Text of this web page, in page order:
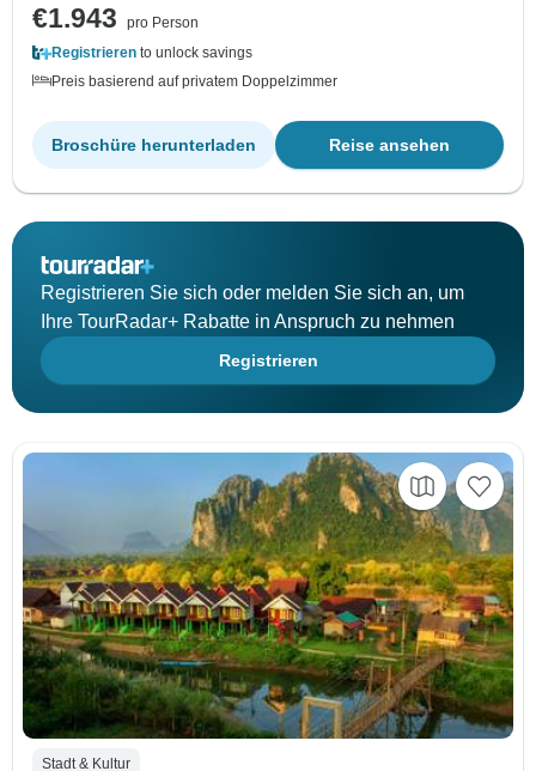
€1.943
pro Person
Registrieren to unlock savings
Preis basierend auf privatem Doppelzimmer
Reise ansehen
Broschüre herunterladen
Registrieren Sie sich oder melden Sie sich an, um
Ihre TourRadar+ Rabatte in Anspruch zu nehmen
Registrieren
Stadt & Kultur